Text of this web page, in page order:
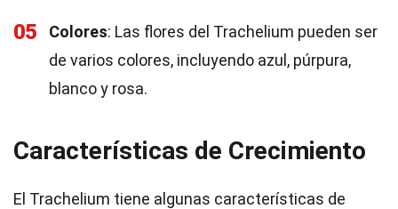
05 Colores: Las flores del Trachelium pueden ser
de varios colores, incluyendo azul, púrpura,
blanco y rosa.
Características de Crecimiento
El Trachelium tiene algunas características de